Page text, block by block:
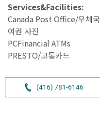
Services&Facilities:
Canada Post Office/우체국
여권 사진
PCFinancial ATMs
PRESTO/교통카드
(416) 781-6146